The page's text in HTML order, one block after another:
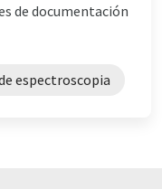
de documentación
espectroscopia